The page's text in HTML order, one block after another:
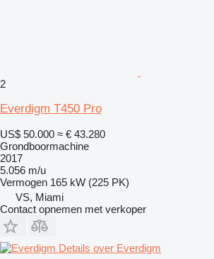
2
Everdigm T450 Pro
US$ 50.000 ≈ € 43.280
Grondboormachine
2017
5.056 m/u
Vermogen 165 kW (225 PK)
VS, Miami
Contact opnemen met verkoper
Details over Everdigm